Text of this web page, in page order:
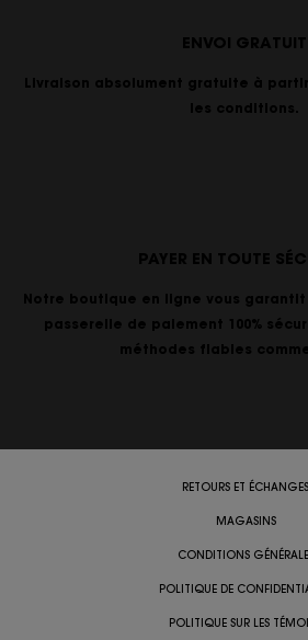
ENVOI GRATUIT
Livraison absolument gratuite à
les conditions.
PAYER EN TOUTE
Notre boutique en ligne vous
passerelle de paiement 100%
méthodes fiables
RETOURS ET ÉCHANGES
MAGASINS
CONDITIONS
POLITIQUE DE
POLITIQUE SUR LES